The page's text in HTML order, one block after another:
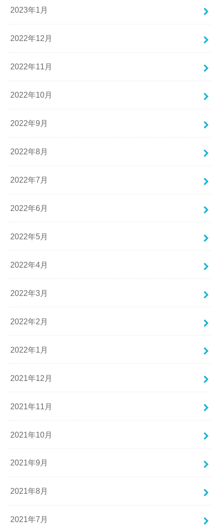
2023年1月
2022年12月
2022年11月
2022年10月
2022年9月
2022年8月
2022年7月
2022年6月
2022年5月
2022年4月
2022年3月
2022年2月
2022年1月
2021年12月
2021年11月
2021年10月
2021年9月
2021年8月
2021年7月